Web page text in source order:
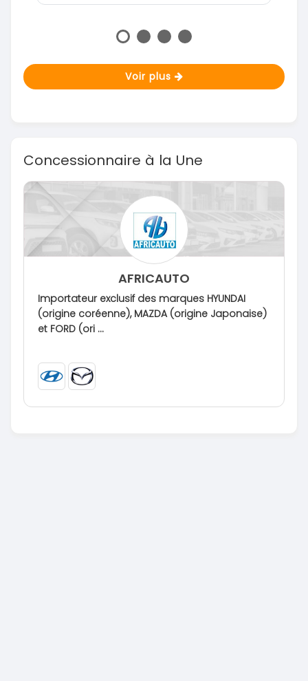
Voir plus
Concessionnaire à la Une
AFRICAUTO
Importateur exclusif des marques HYUNDAI
(origine coréenne), MAZDA (origine Japonaise)
et FORD (ori ...